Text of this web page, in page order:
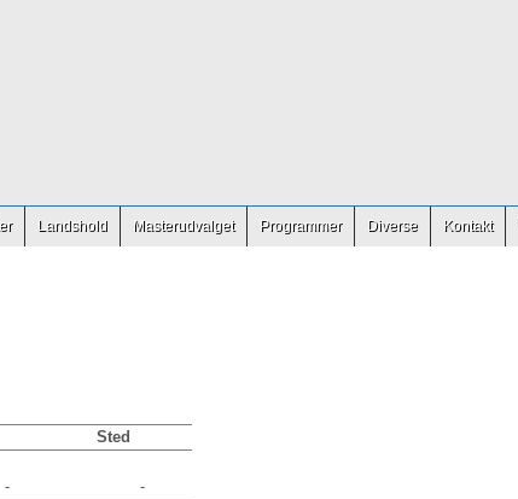
Landshold Masterudvalget Programmer Diverse Kontakt
Sted
-
-